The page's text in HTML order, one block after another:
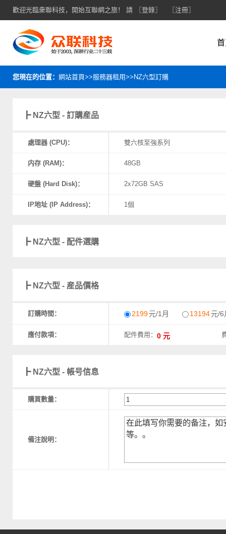
歡迎光臨衆聯科技，開始互聯網之旅！ 請 〖登錄〗 〖注冊〗
您現在的位置： 網站首頁>>服務器租用>>NZ六型訂購
┣ NZ六型 - 訂購産品
處理器 (CPU)： 雙六核至強系列
内存 (RAM)： 48GB
硬盤 (Hard Disk)： 2x72GB SAS
IP地址 (IP Address)： 1個
┣ NZ六型 - 配件選購
┣ NZ六型 - 産品價格
訂購時間： 2199元/1月 13194元/6
應付款項： 配件費用：
┣ NZ六型 - 帳号信息
購買數量：
備注說明：